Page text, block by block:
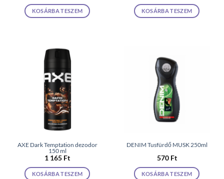
KOSÁRBA TESZEM KOSÁRBA TESZEM
AXE Dark Temptation dezodor
150 ml
1 165 Ft
KOSÁRBA TESZEM
DENIM Tusfürdő MUSK 250ml
570 Ft
KOSÁRBA TESZEM